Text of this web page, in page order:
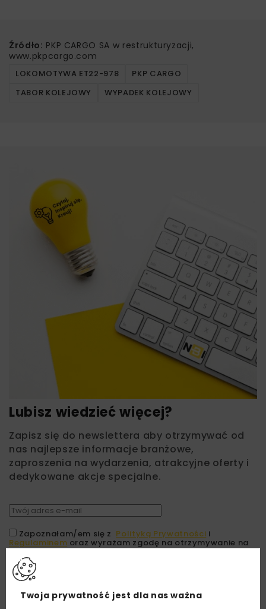
Źródło: PKP CARGO SA w restrukturyzacji,
www.pkpcargo.com
LOKOMOTYWA ET22-978
PKP CARGO
TABOR KOLEJOWY
WYPADEK KOLEJOWY
Lubisz wiedzieć więcej?
Zapisz się do newslettera aby otrzymywać od
nas najlepsze informacje branżowe,
zaproszenia na wydarzenia, atrakcyjne oferty i
dedykowane akcje specjalne.
Zapoznałam/em się z Polityką Prywatności i
Regulaminem oraz wyrażam zgodę na otrzymywanie na
podany przeze mnie adres e-mail korespondencji
handlowej w postaci newslettera.
ZAPISZ MNIE
Twoja prywatność jest dla nas ważna